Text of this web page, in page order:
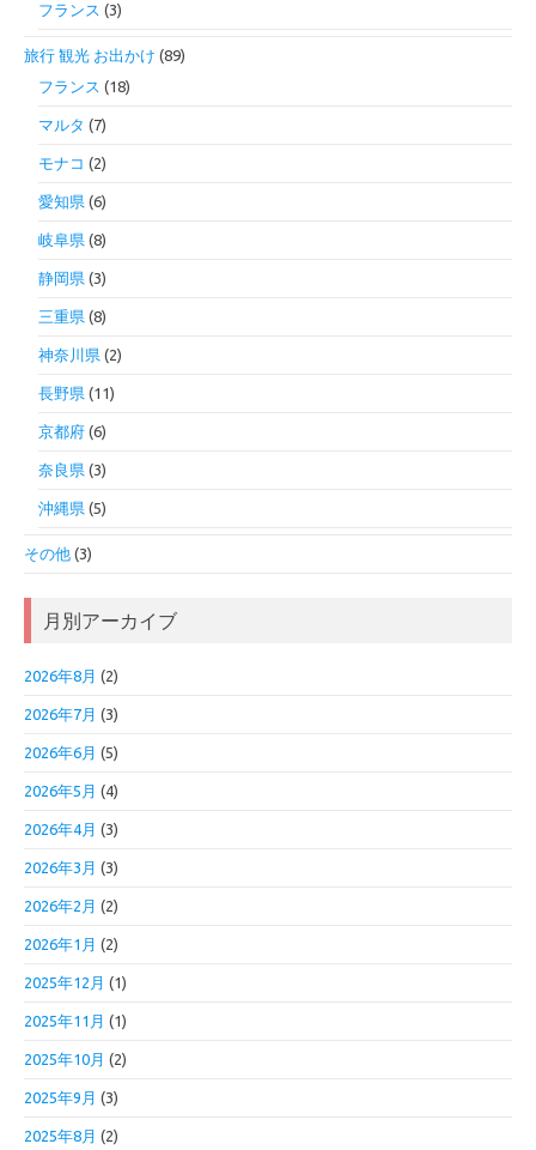
フランス (3)
旅行 観光 お出かけ (89)
フランス (18)
マルタ (7)
モナコ (2)
愛知県 (6)
岐阜県 (8)
静岡県 (3)
三重県 (8)
神奈川県 (2)
長野県 (11)
京都府 (6)
奈良県 (3)
沖縄県 (5)
その他 (3)
月別アーカイブ
2026年8月 (2)
2026年7月 (3)
2026年6月 (5)
2026年5月 (4)
2026年4月 (3)
2026年3月 (3)
2026年2月 (2)
2026年1月 (2)
2025年12月 (1)
2025年11月 (1)
2025年10月 (2)
2025年9月 (3)
2025年8月 (2)